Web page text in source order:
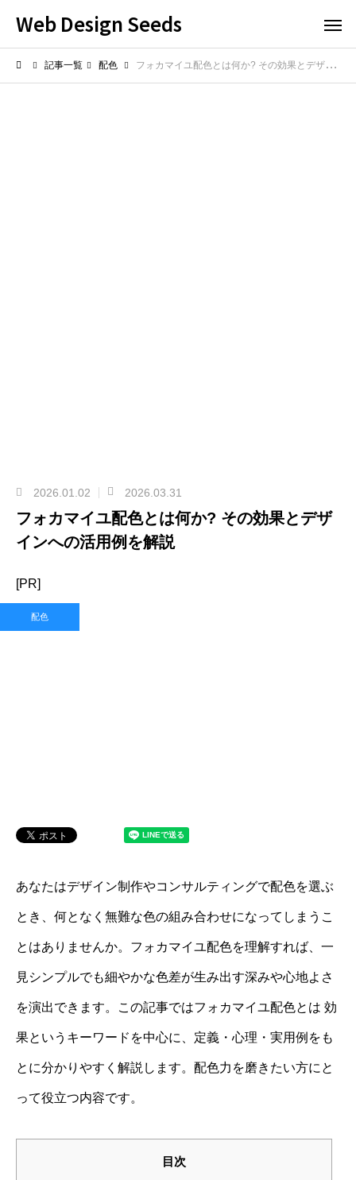
Web Design Seeds
記事一覧 配色 フォカマイユ配色とは何か? その効果とデザインへの活用例を解説
2026.01.02 2026.03.31
フォカマイユ配色とは何か? その効果とデザ
インへの活用例を解説
[PR]
配色
あなたはデザイン制作やコンサルティングで配色を選ぶ
とき、何となく無難な色の組み合わせになってしまうこ
とはありませんか。フォカマイユ配色を理解すれば、一
見シンプルでも細やかな色差が生み出す深みや心地よさ
を演出できます。この記事ではフォカマイユ配色とは 効
果というキーワードを中心に、定義・心理・実用例をも
とに分かりやすく解説します。配色力を磨きたい方にと
って役立つ内容です。
目次